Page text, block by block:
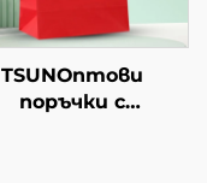
TSUNОптови
поръчки с